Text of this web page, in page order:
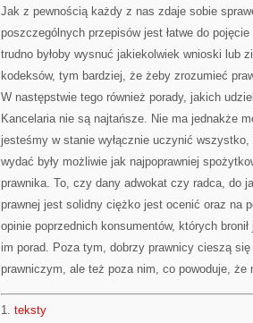
Jak z pewnością każdy z nas zdaje sobie
poszczególnych przepisów jest łatwe do
trudno byłoby wysnuć jakiekolwiek wnioski lub
kodeksów, tym bardziej, że żeby zrozumieć
W następstwie tego również porady, jakich
Kancelaria nie są najtańsze. Nie ma jednakże
jesteśmy w stanie wyłącznie uczynić
wydać były możliwie jak najpoprawniej
prawnika. To, czy dany adwokat czy radca, do
prawnej jest solidny ciężko jest ocenić oraz na
opinie poprzednich konsumentów, których
im porad. Poza tym, dobrzy prawnicy cieszą
prawniczym, ale też poza nim, co powoduje, że
1. teksty